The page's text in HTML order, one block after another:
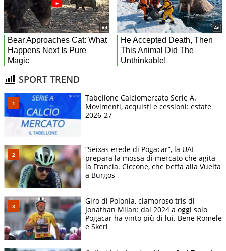
SPORT TREND
Tabellone Calciomercato Serie A.
Movimenti, acquisti e cessioni: estate
2026-27
“Seixas erede di Pogacar”, la UAE
prepara la mossa di mercato che agita
la Francia. Ciccone, che beffa alla Vuelta
a Burgos
Giro di Polonia, clamoroso tris di
Jonathan Milan: dal 2024 a oggi solo
Pogacar ha vinto più di lui. Bene Romele
e Skerl